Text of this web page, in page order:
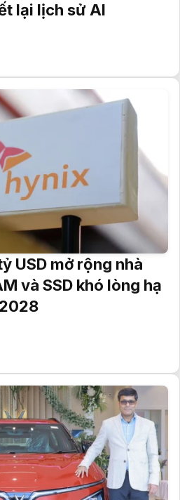
lại lịch sử AI
USD mở rộng nhà
và SSD khó lòng hạ